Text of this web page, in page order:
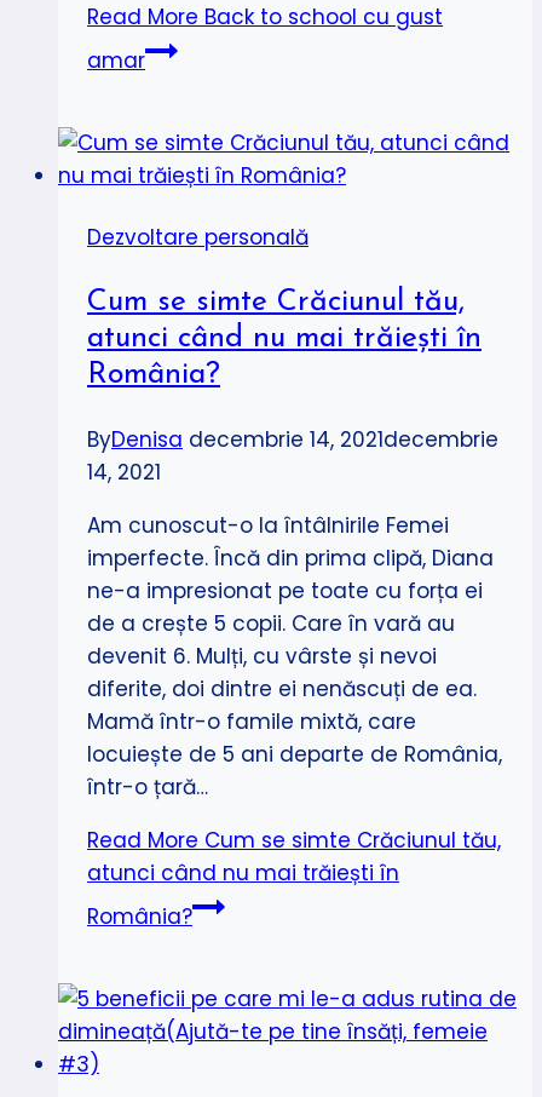
Read More Back to school cu gust
amar
Dezvoltare personală
Cum se simte Crăciunul tău,
atunci când nu mai trăiești în
România?
ByDenisa decembrie 14, 2021decembrie
14, 2021
Am cunoscut-o la întâlnirile Femei
imperfecte. Încă din prima clipă, Diana
ne-a impresionat pe toate cu forța ei
de a crește 5 copii. Care în vară au
devenit 6. Mulți, cu vârste și nevoi
diferite, doi dintre ei nenăscuți de ea.
Mamă într-o famile mixtă, care
locuiește de 5 ani departe de România,
într-o țară…
Read More Cum se simte Crăciunul tău,
atunci când nu mai trăiești în
România?